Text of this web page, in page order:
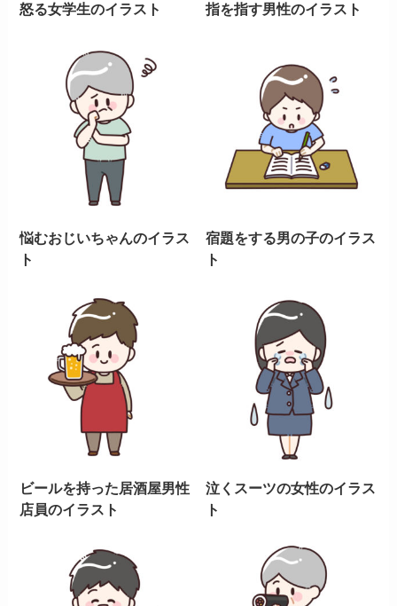
怒る女学生のイラスト 指を指す男性のイラスト
悩むおじいちゃんのイラス
ト
宿題をする男の子のイラス
ト
ビールを持った居酒屋男性
店員のイラスト
泣くスーツの女性のイラス
ト